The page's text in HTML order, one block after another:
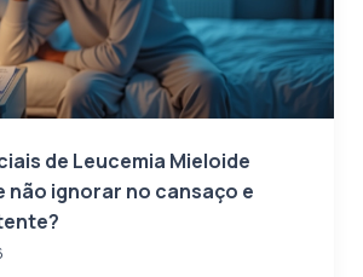
de Leucemia Mieloide
não ignorar no cansaço e